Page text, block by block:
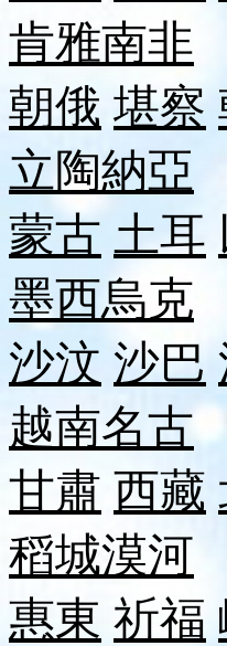
肯雅南非
朝俄 堪察
立陶納亞
蒙古 土耳
墨西烏克
沙汶 沙巴
越南名古
甘肅 西藏
稻城漠河
惠東 祈福